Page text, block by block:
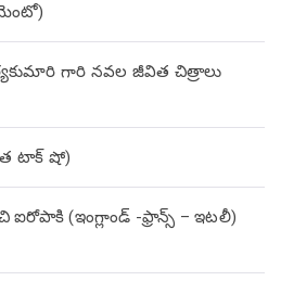
గారి నవల జీవిత చిత్రాలు
టాక్ షో)
(ఇంగ్లాండ్ -ఫ్రాన్స్ – ఇటలీ)